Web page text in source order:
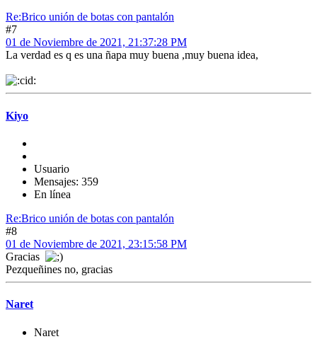
Re:Brico unión de botas con pantalón
#7
01 de Noviembre de 2021, 21:37:28 PM
La verdad es q es una ñapa muy buena ,muy buena idea,
Kiyo
Usuario
Mensajes: 359
En línea
Re:Brico unión de botas con pantalón
#8
01 de Noviembre de 2021, 23:15:58 PM
Gracias
Pezqueñines no, gracias
Naret
Naret